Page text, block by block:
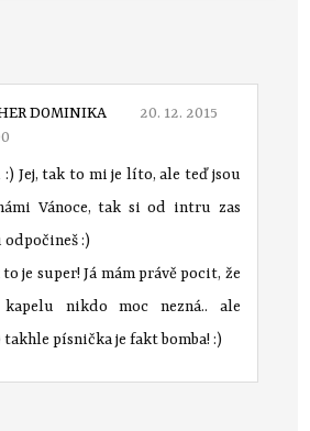
DOMINIKA
20. 12. 2015
:) Jej, tak to mi je líto, ale teď jsou
Vánoce, tak si od intru zas
:)
to je super! Já mám právě pocit, že
nikdo moc nezná.. ale
takhle písnička je fakt bomba! :)